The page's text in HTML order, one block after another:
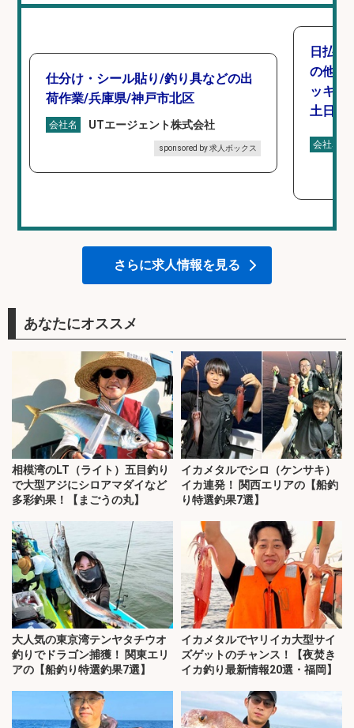
仕分け・シール貼り/釣り具などの出
荷作業/兵庫県/神戸市北区
会社名 UTエージェント株式会社
sponsored by 求人ボックス
日払い
の他/
ッキン
土日休
会社名
さらに求人情報を見る
あなたにオススメ
相模湾のLT（ライト）五目釣り
で大型アジにシロアマダイなど
多彩釣果！【まごうの丸】
イカメタルでシロ（ケンサキ）
イカ連発！ 関西エリアの【船釣
り特選釣果7選】
大人気の東京湾テンヤタチウオ
釣りでドラゴン捕獲！ 関東エリ
アの【船釣り特選釣果7選】
イカメタルでヤリイカ大型サイ
ズゲットのチャンス！【夜焚き
イカ釣り最新情報20選・福岡】